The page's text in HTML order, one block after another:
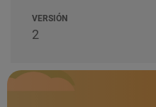
VERSIÓN
2